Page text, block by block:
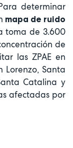
determinar
mapa de ruido
toma de 3.600
de
las ZPAE en
Lorenzo, Santa
Catalina y
afectadas por